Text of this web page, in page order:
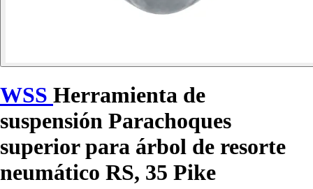
WSS Herramienta de
suspensión Parachoques
superior para árbol de resorte
neumático RS, 35 Pike